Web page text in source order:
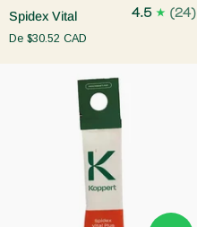
Spidex
Vital
Spidex Vital 4.5
(24)
De $30.52 CAD